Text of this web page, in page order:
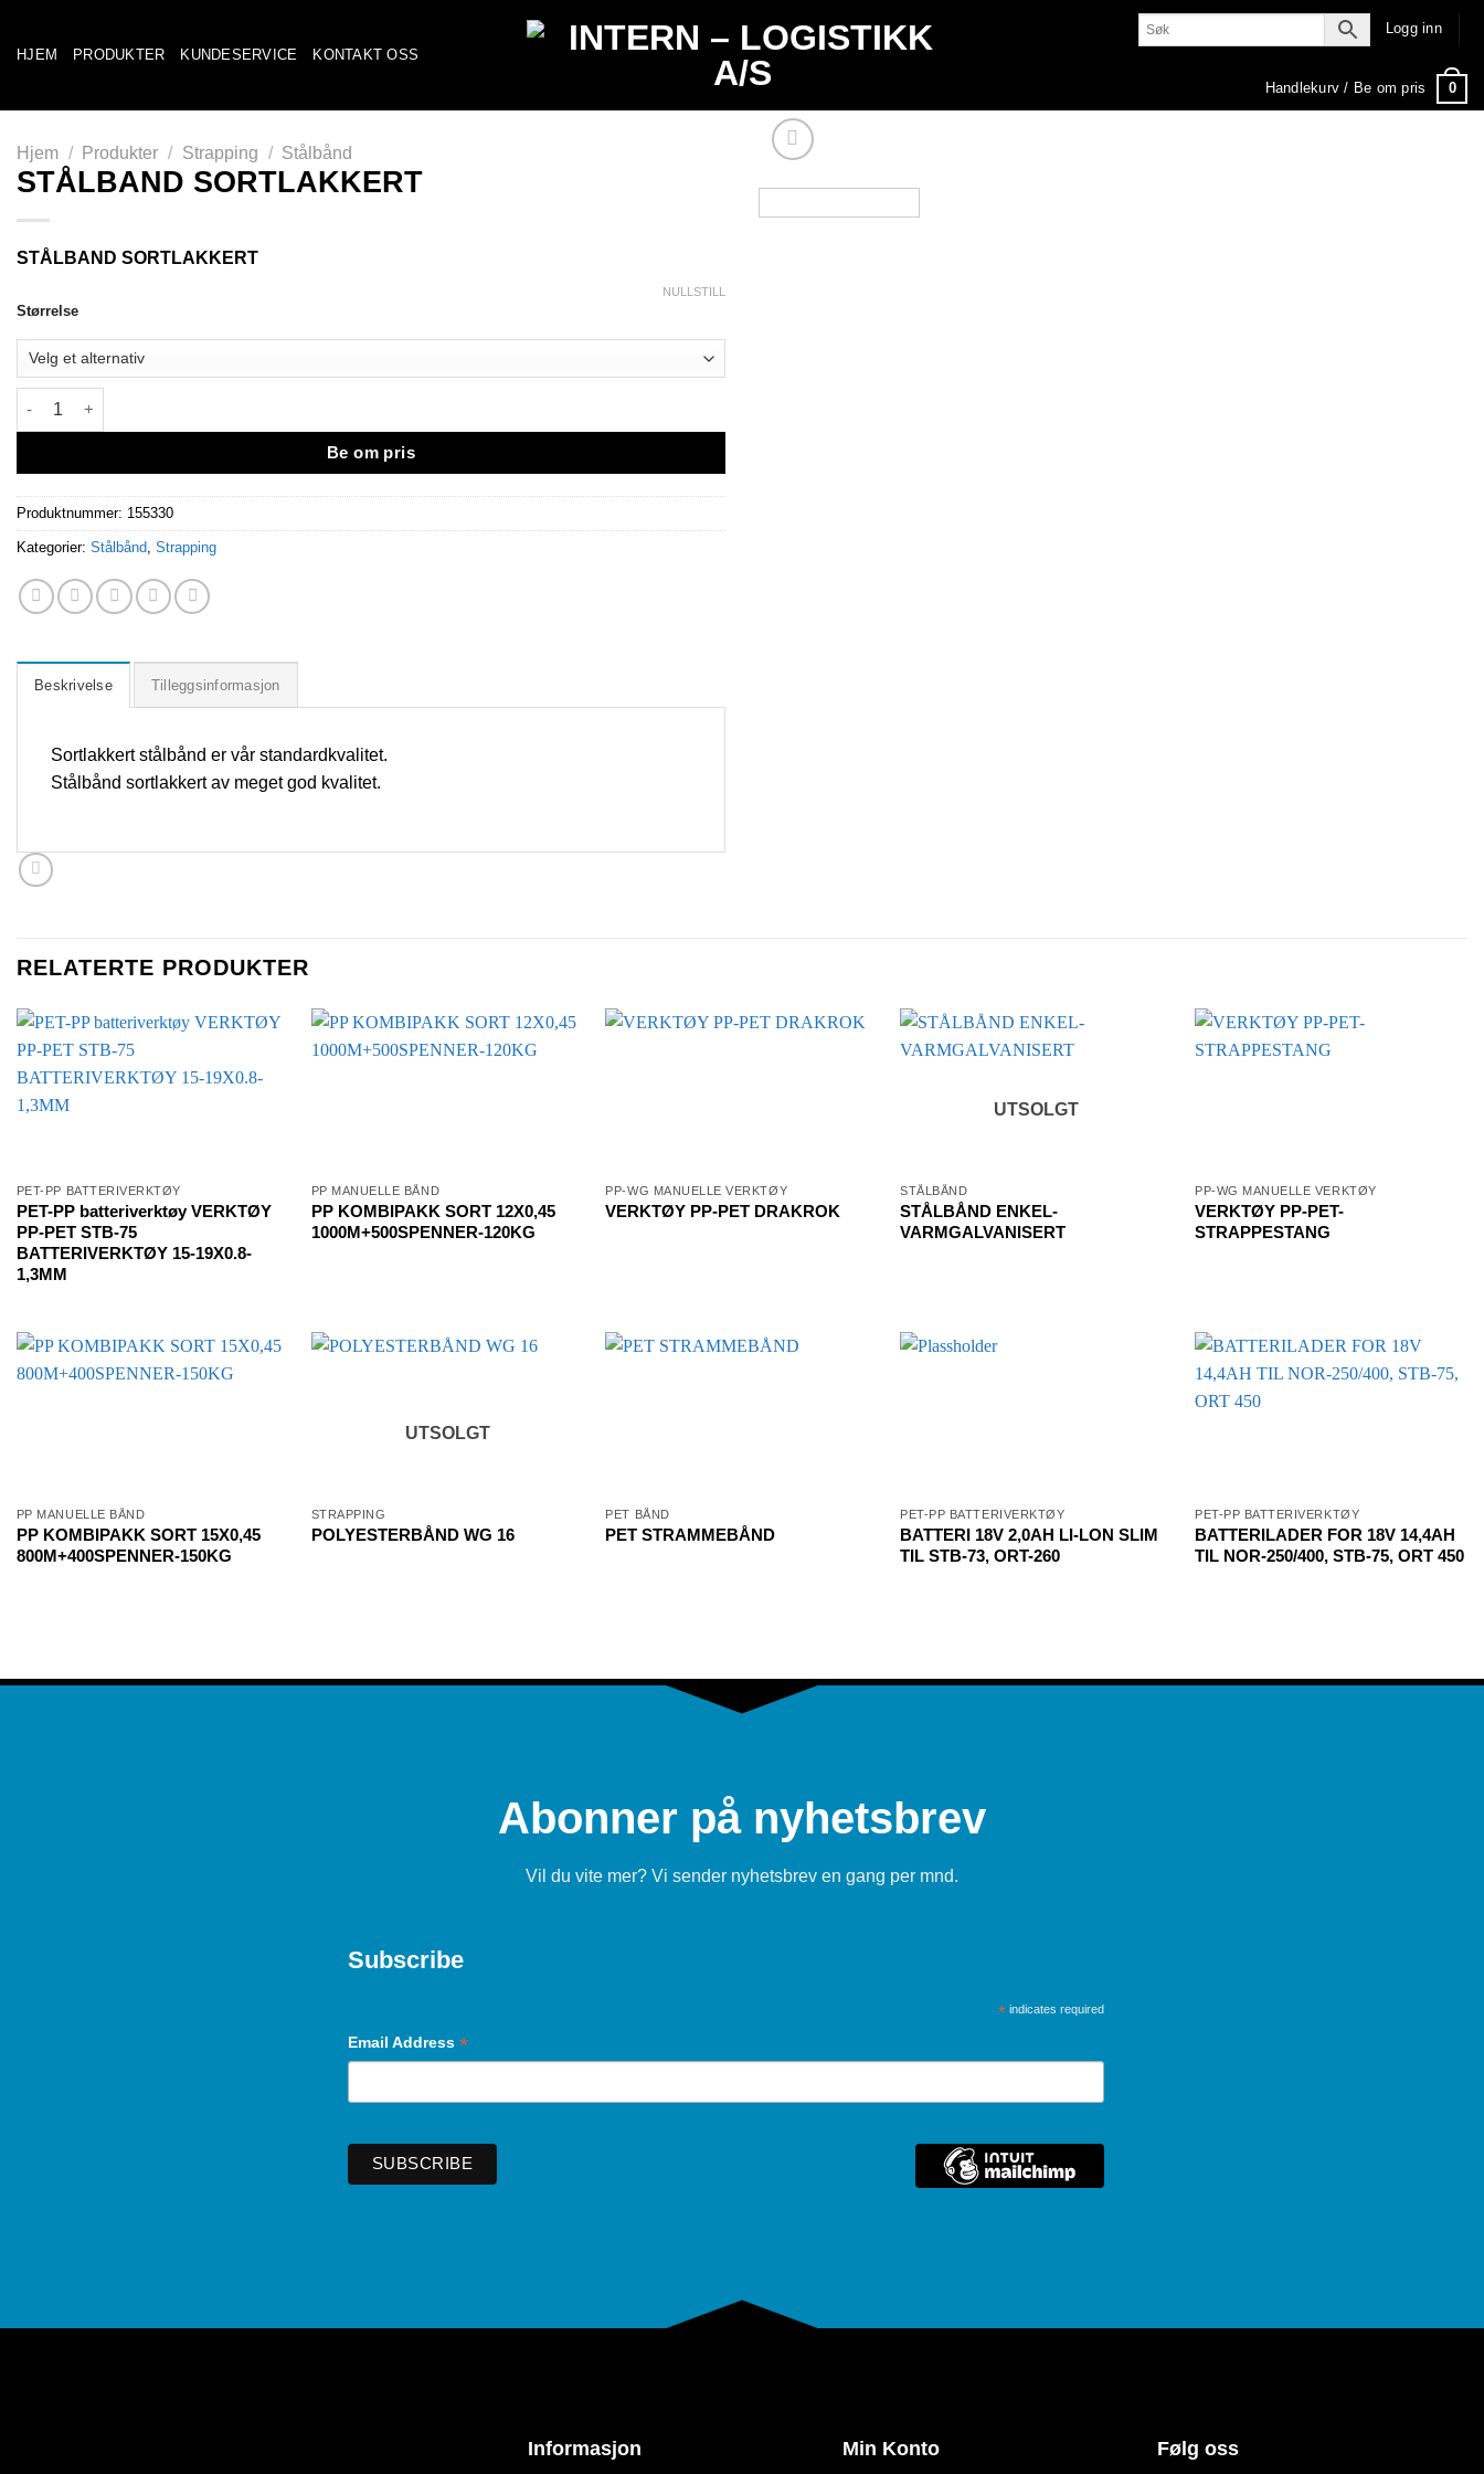
HJEM PRODUKTER KUNDESERVICE KONTAKT OSS
Logg inn
Handlekurv / Be om pris 0
Hjem / Produkter / Strapping / Stålbånd
STÅLBAND SORTLAKKERT
STÅLBAND SORTLAKKERT
Størrelse
NULLSTILL
STÅLBAND SORTLAKKERT antall
Be om pris
Produktnummer: 155330
Kategorier: Stålbånd, Strapping
Beskrivelse Tilleggsinformasjon
Sortlakkert stålbånd er vår standardkvalitet.
Stålbånd sortlakkert av meget god kvalitet.
RELATERTE PRODUKTER
PET-PP BATTERIVERKTØY
PET-PP batteriverktøy VERKTØY
PP-PET STB-75
BATTERIVERKTØY 15-19X0.8-
1,3MM
PP MANUELLE BÅND
PP KOMBIPAKK SORT 12X0,45
1000M+500SPENNER-120KG
PP-WG MANUELLE VERKTØY
VERKTØY PP-PET DRAKROK
UTSOLGT
STÅLBÅND
STÅLBÅND ENKEL-
VARMGALVANISERT
PP-WG MANUELLE VERKTØY
VERKTØY PP-PET-
STRAPPESTANG
PP MANUELLE BÅND
PP KOMBIPAKK SORT 15X0,45
800M+400SPENNER-150KG
UTSOLGT
STRAPPING
POLYESTERBÅND WG 16
PET BÅND
PET STRAMMEBÅND
PET-PP BATTERIVERKTØY
BATTERI 18V 2,0AH LI-LON SLIM
TIL STB-73, ORT-260
PET-PP BATTERIVERKTØY
BATTERILADER FOR 18V 14,4AH
TIL NOR-250/400, STB-75, ORT 450
Abonner på nyhetsbrev
Vil du vite mer? Vi sender nyhetsbrev en gang per mnd.
Subscribe
* indicates required
Email Address *
Informasjon Min Konto Følg oss